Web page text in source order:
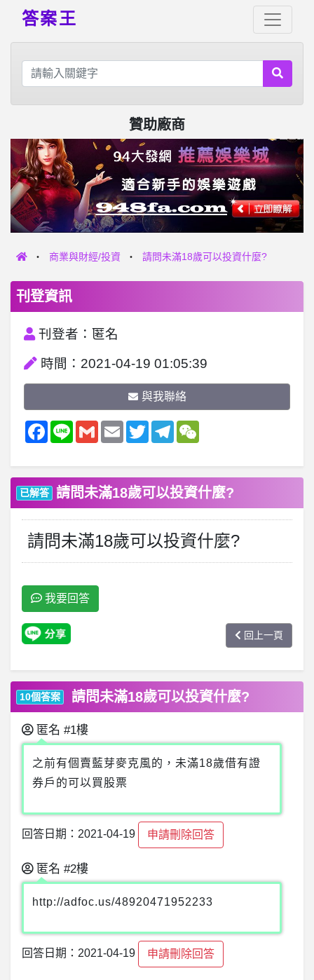
答案王
贊助廠商
商業與財經/投資 請問未滿18歲可以投資什麼?
刊登資訊
刊登者：匿名
時間：2021-04-19 01:05:39
與我聯絡
Facebook
Line GmailEmail TwitterTelegramWeChat
已解答 請問未滿18歲可以投資什麼?
請問未滿18歲可以投資什麼?
我要回答
回上一頁
10個答案 請問未滿18歲可以投資什麼?
匿名 #1樓
之前有個賣藍芽麥克風的，未滿18歲借有證
券戶的可以買股票
回答日期：2021-04-19 申請刪除回答
匿名 #2樓
http://adfoc.us/48920471952233
回答日期：2021-04-19 申請刪除回答